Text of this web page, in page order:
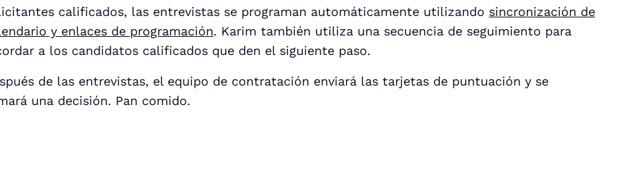
calificados, las entrevistas se programan automáticamente utilizando sincronización de
y enlaces de programación. Karim también utiliza una secuencia de seguimiento para
a los candidatos calificados que den el siguiente paso.
de las entrevistas, el equipo de contratación enviará las tarjetas de puntuación y se
una decisión. Pan comido.